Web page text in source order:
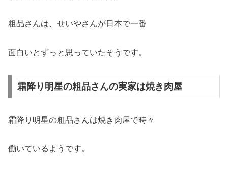
粗品さんは、せいやさんが日本で一番
面白いとずっと思っていたそうです。
霜降り明星の粗品さんの実家は焼き肉屋
霜降り明星の粗品さんは焼き肉屋で時々
働いているようです。